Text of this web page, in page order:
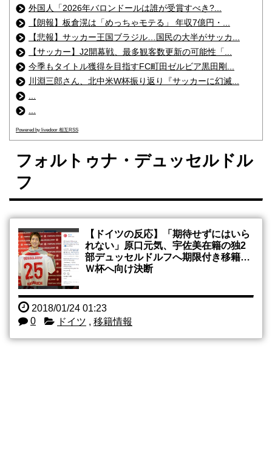
外国人「2026年バロンドールは誰が受賞すべき?...
【朗報】板倉滉は「めっちゃモテる」 年収7億円・...
【悲報】サッカー王国ブラジル…国民の大半がサッカ...
【サッカー】J2開幕戦、最多観客数更新の可能性「...
今季もタイトル獲得を目指すFC町田ゼルビア黒田剛...
川淵三郎さん、北中米W杯振り返り『サッカーに幻滅...
Powered by livedoor 相互RSS
フォルトゥナ・デュッセルドル
フ
【ドイツの反応】「期待せずにはいら
れない」原口元気、宇佐美在籍の独2
部デュッセルドルフへ期限付き移籍…
Ｗ杯へ向け決断
2018/01/24 01:23
0
ドイツ , 移籍情報